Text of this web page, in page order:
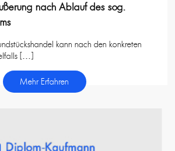
nach Ablauf des sog.
kann nach den konkreten
[…]
Mehr Erfahren